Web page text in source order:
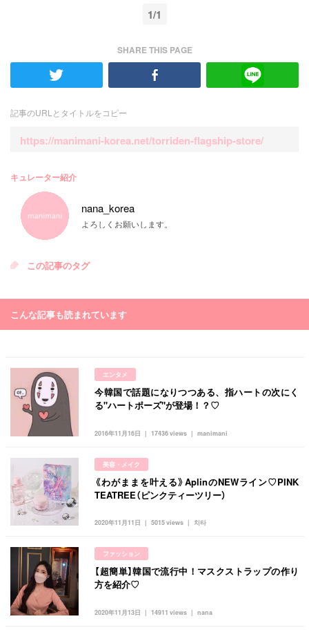
1/1
SHARE THIS PAGE
記事のURLとタイトルをコピー
https://manimani-korea.net/torriden-flagship-store/
キュレーター紹介
nana_korea
よろしくお願いします。
この記事のタグ
こんな記事も読まれています
エンタメ
2016年11月16日 manimani
17436 views
今韓国で話題になりつつある、指ハートの次にく
る"ハートポーズ"が登場！？♡
美容・メイク
2020年11月11日 치타
5015 views
《わがままを叶える》AplinのNEWライン♡PINK
TEATREE（ピンクティーツリー）
ファッション
2020年11月13日 nana
14911 views
【超簡単】韓国で流行中！マスクストラップの作り
方を紹介♡